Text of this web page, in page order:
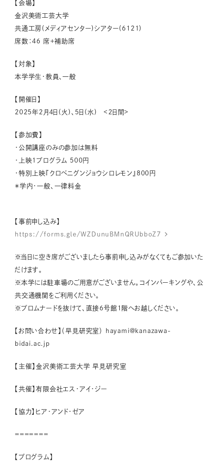
【会場】
金沢美術工芸大学
共通工房(メディアセンター)シアター(6121)
席数：46 席+補助席
【対象】
本学学生・教員、一般
【開催日】
2025年2月4日(火)、５日(水) <２日間>
【参加費】
・公開講座のみの参加は無料
・上映1プログラム 500円
・特別上映『クロベニグンジョウシロレモン』800円
＊学内・一般、一律料金
【事前申し込み】
https://forms.gle/WZDunuBMnQRUbboZ7
※当日に空き席がございましたら事前申し込みがなくてもご参加いた
だけます。
※本学には駐車場のご用意がございません。コインパーキングや、公
共交通機関をご利用ください。
※プロムナードを抜けて、直接６号館1階へお越しください。
【お問い合わせ】（早見研究室） hayami@kanazawa-
bidai.ac.jp
【主催】金沢美術工芸大学 早見研究室
【共催】有限会社エス・アイ・ジー
【協力】ヒア・アンド・ゼア
＝＝＝＝＝＝＝
【プログラム】